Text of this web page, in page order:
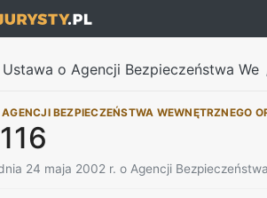
Ustawa o Agencji Bezpieczeństwa We
BEZPIECZEŃSTWA WEWNĘTRZNEGO
24 maja 2002 r. o Agencji